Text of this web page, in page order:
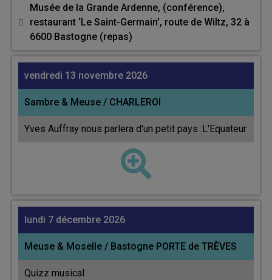
Musée de la Grande Ardenne, (conférence),
restaurant ‘Le Saint-Germain’, route de Wiltz, 32 à
6600 Bastogne (repas)
vendredi 13 novembre 2026
Sambre & Meuse / CHARLEROI
Yves Auffray nous parlera d'un petit pays :L'Equateur
lundi 7 décembre 2026
Meuse & Moselle / Bastogne PORTE de TRÈVES
Quizz musical